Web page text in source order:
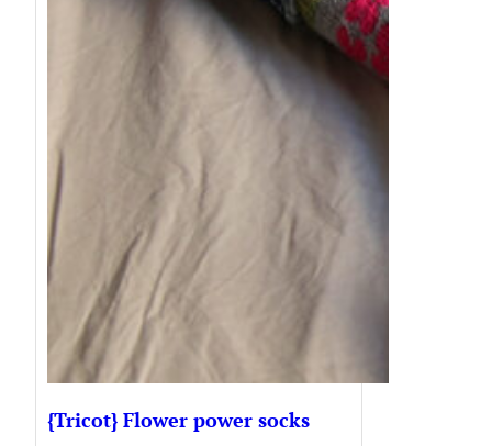
{Tricot} Flower power socks